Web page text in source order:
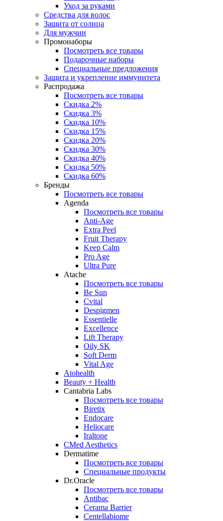
Уход за руками
Средства для волос
Защита от солнца
Для мужчин
Промонаборы
Посмотреть все товары
Подарочные наборы
Специальные предложения
Защита и укрепление иммунитета
Распродажа
Посмотреть все товары
Скидка 2%
Скидка 3%
Скидка 10%
Скидка 15%
Скидка 20%
Скидка 30%
Скидка 40%
Скидка 50%
Скидка 60%
Бренды
Посмотреть все товары
Agenda
Посмотреть все товары
Anti‑Age
Extra Peel
Fruit Therapy
Keep Calm
Pro Age
Ultra Pure
Atache
Посмотреть все товары
Be Sun
Cvital
Despigmen
Essentielle
Excellence
Lift Therapy
Oily SK
Soft Derm
Vital Age
Atohealth
Beauty + Health
Cantabria Labs
Посмотреть все товары
Biretix
Endocare
Heliocare
Iraltone
CMed Aesthetics
Dermatime
Посмотреть все товары
Специальные продукты
Dr.Oracle
Посмотреть все товары
Antibac
Cerama Barrier
Centellabiome